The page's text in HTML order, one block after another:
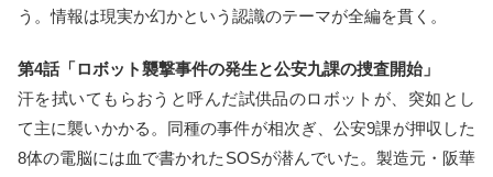
う。情報は現実か幻かという認識のテーマが全編を貫く。
第4話「ロボット襲撃事件の発生と公安九課の捜査開始」
汗を拭いてもらおうと呼んだ試供品のロボットが、突如とし
て主に襲いかかる。同種の事件が相次ぎ、公安9課が押収した
8体の電脳には血で書かれたSOSが潜んでいた。製造元・阪華